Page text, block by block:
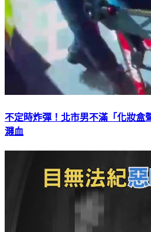
不定時炸彈！北市男不滿「化妝
濺血